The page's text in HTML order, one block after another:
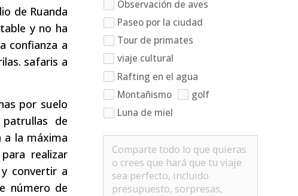
de Ruanda
y no ha
confianza a
safaris a
por suelo
de
a la máxima
realizar
convertir a
número de
Observación de aves
Paseo por la ciudad
Tour de primates
viaje cultural
Rafting en el agua
Montañismo
golf
Luna de miel